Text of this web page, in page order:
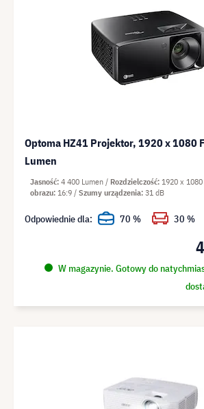
Optoma HZ41 Projektor, 1920 x 1080
Lumen
W magazynie. Gotowy do
Jasność 4 400 Lumen Rozdzielczość 1920 x
obrazu 16:9 Szumy urządzenia 31 dB
Odpowiednie dla: 70 % 30 %